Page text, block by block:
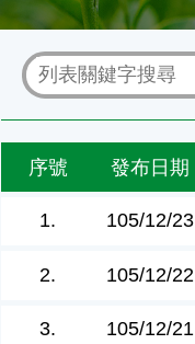
序號 發布日期
1. 105/12/23
2. 105/12/22
3. 105/12/21